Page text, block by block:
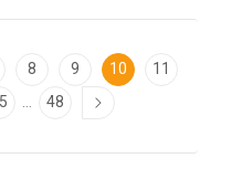
8 9 10
11
48